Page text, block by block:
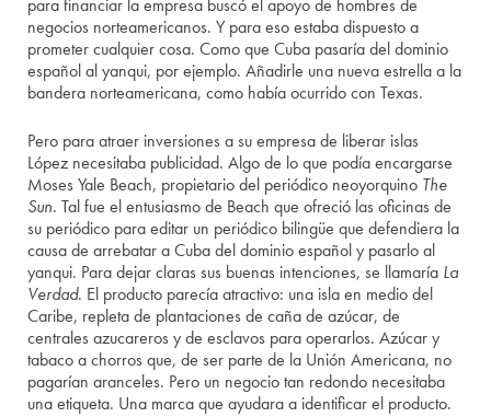
para financiar la empresa buscó el apoyo de hombres de
negocios norteamericanos. Y para eso estaba dispuesto a
prometer cualquier cosa. Como que Cuba pasaría del dominio
español al yanqui, por ejemplo. Añadirle una nueva estrella a la
bandera norteamericana, como había ocurrido con Texas.
Pero para atraer inversiones a su empresa de liberar islas
López necesitaba publicidad. Algo de lo que podía encargarse
Moses Yale Beach, propietario del periódico neoyorquino The
Sun. Tal fue el entusiasmo de Beach que ofreció las oficinas de
su periódico para editar un periódico bilingüe que defendiera la
causa de arrebatar a Cuba del dominio español y pasarlo al
yanqui. Para dejar claras sus buenas intenciones, se llamaría La
Verdad. El producto parecía atractivo: una isla en medio del
Caribe, repleta de plantaciones de caña de azúcar, de
centrales azucareros y de esclavos para operarlos. Azúcar y
tabaco a chorros que, de ser parte de la Unión Americana, no
pagarían aranceles. Pero un negocio tan redondo necesitaba
una etiqueta. Una marca que ayudara a identificar el producto.